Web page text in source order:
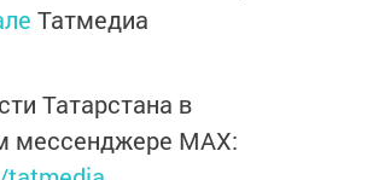
Татмедиа
Татарстана в
мессенджере MАХ: